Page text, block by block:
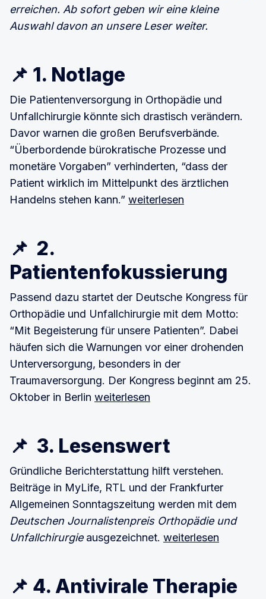
erreichen. Ab sofort geben wir eine kleine
Auswahl davon an unsere Leser weiter.
📌 1. Notlage
Die Patientenversorgung in Orthopädie und
Unfallchirurgie könnte sich drastisch verändern.
Davor warnen die großen Berufsverbände.
“Überbordende bürokratische Prozesse und
monetäre Vorgaben” verhinderten, “dass der
Patient wirklich im Mittelpunkt des ärztlichen
Handelns stehen kann.” weiterlesen
📌 2.
Patientenfokussierung
Passend dazu startet der Deutsche Kongress für
Orthopädie und Unfallchirurgie mit dem Motto:
“Mit Begeisterung für unsere Patienten”. Dabei
häufen sich die Warnungen vor einer drohenden
Unterversorgung, besonders in der
Traumaversorgung. Der Kongress beginnt am 25.
Oktober in Berlin weiterlesen
📌 3. Lesenswert
Gründliche Berichterstattung hilft verstehen.
Beiträge in MyLife, RTL und der Frankfurter
Allgemeinen Sonntagszeitung werden mit dem
Deutschen Journalistenpreis Orthopädie und
Unfallchirurgieausgezeichnet. weiterlesen
📌 4. Antivirale Therapie